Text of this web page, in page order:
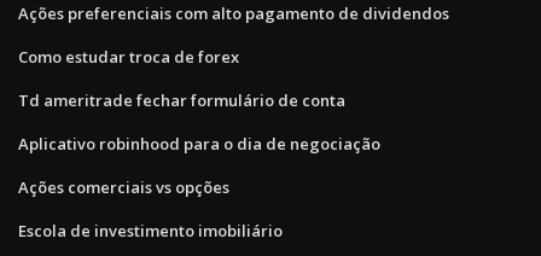
Ações preferenciais com alto pagamento de dividendos
Como estudar troca de forex
Td ameritrade fechar formulário de conta
Aplicativo robinhood para o dia de negociação
Ações comerciais vs opções
Escola de investimento imobiliário